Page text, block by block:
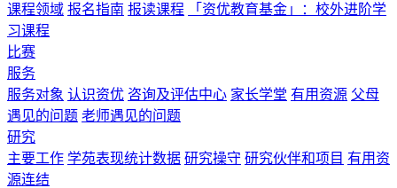
课程领域 报名指南 报读课程
「资优教育基金」：校外进阶学
习课程
比赛
服务
服务对象 认识资优 咨询及评估中心 家长学堂 有用资源 父母
遇见的问题 老师遇见的问题
研究
主要工作 学苑表现统计数据 研究操守 研究伙伴和项目 有用资
源连结